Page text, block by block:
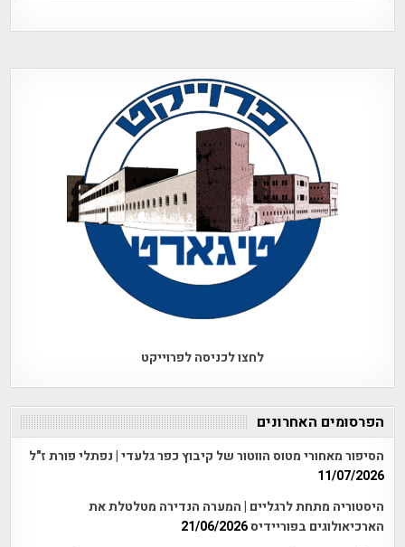
לחצו לכניסה לפרוייקט
הפרסומים האחרונים
הסיפור מאחורי מטוס הווטור של קיבוץ כפר גלעדי | נפתלי פורת ז"ל
11/07/2026
היסטוריה מתחת לרגליים | המערה הנדירה מטלטלת את
הארכיאולוגים בפוריידיס21/06/2026